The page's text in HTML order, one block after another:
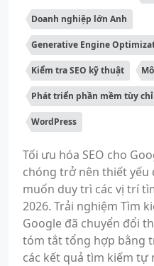
Doanh nghiệp lớn Anh
Generative Engine
Kiểm tra SEO kỹ thuật
Phát triển phần mềm tùy
WordPress
Tối ưu hóa SEO cho
chóng trở nên thiết yếu
muốn duy trì các vị trí
2026. Trải nghiệm Tìm
Google đã chuyển đổi
tóm tắt tổng hợp bằng
các kết quả tìm kiếm tự